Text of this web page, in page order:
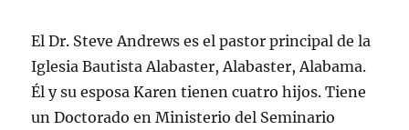
El Dr. Steve Andrews es el pastor principal de la
Iglesia Bautista Alabaster, Alabaster, Alabama.
Él y su esposa Karen tienen cuatro hijos. Tiene
un Doctorado en Ministerio del Seminario